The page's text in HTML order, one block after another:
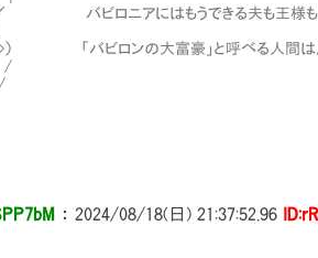
ロニアにはもうできる夫も王様も
ビロンの大富豪」と呼べる人間は居
： 2024/08/18(日) 21:37:52.96